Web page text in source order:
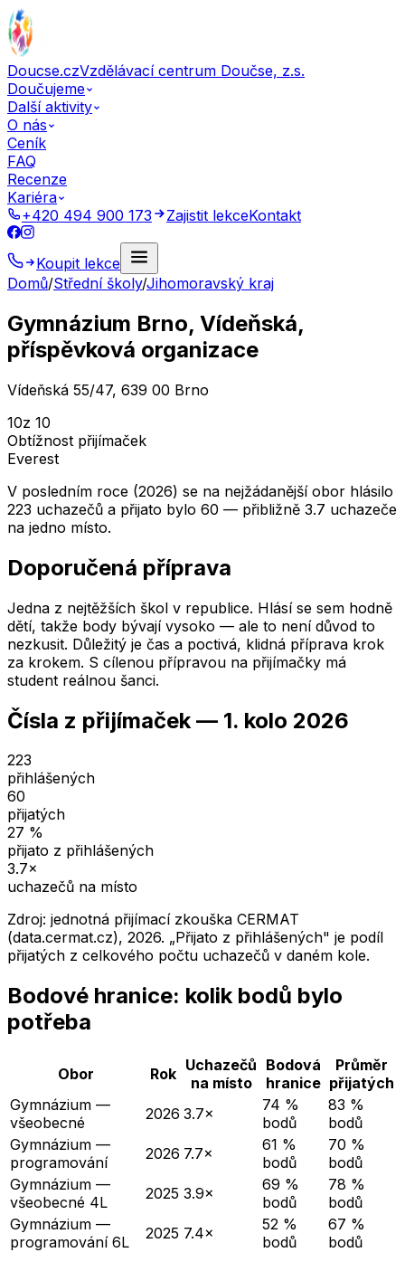
Doucse.czVzdělávací centrum Doučse, z.s.
Doučujeme
Další aktivity
O nás
Ceník
FAQ
Recenze
Kariéra
+420 494 900 173
Zajistit lekceKontakt
Koupit lekce
Domů/Střední školy/Jihomoravský kraj
Gymnázium Brno, Vídeňská,
příspěvková organizace
Vídeňská 55/47, 639 00 Brno
10z 10
Obtížnost přijímaček
Everest
V posledním roce (2026) se na nejžádanější obor hlásilo
223 uchazečů a přijato bylo 60 — přibližně 3.7 uchazeče
na jedno místo.
Doporučená příprava
Jedna z nejtěžších škol v republice. Hlásí se sem hodně
dětí, takže body bývají vysoko — ale to není důvod to
nezkusit. Důležitý je čas a poctivá, klidná příprava krok
za krokem. S cílenou přípravou na přijímačky má
student reálnou šanci.
Čísla z přijímaček — 1. kolo 2026
223
přihlášených
60
přijatých
27 %
přijato z přihlášených
3.7×
uchazečů na místo
Zdroj: jednotná přijímací zkouška CERMAT
(data.cermat.cz), 2026. „Přijato z přihlášených" je podíl
přijatých z celkového počtu uchazečů v daném kole.
Bodové hranice: kolik bodů bylo
potřeba
Obor Rok Uchazečů
na místo
Bodová
hranice
Průměr
přijatých
Gymnázium —
všeobecné
2026 3.7×
74 %
bodů
83 %
bodů
Gymnázium —
programování
2026 7.7×
61 %
bodů
70 %
bodů
Gymnázium —
všeobecné 4L
2025 3.9×
69 %
bodů
78 %
bodů
Gymnázium —
programování 6L
2025 7.4×
52 %
bodů
67 %
bodů